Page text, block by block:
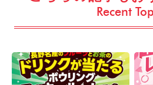
Recent